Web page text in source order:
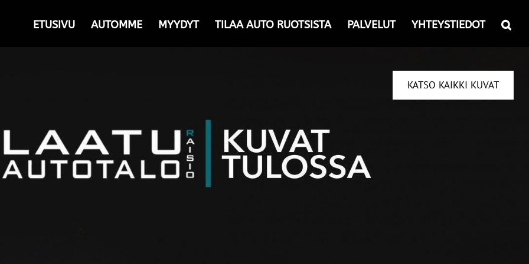
ETUSIVU AUTOMME MYYDYT TILAA AUTO RUOTSISTA PALVELUT YHTEYSTIEDOT
KATSO KAIKKI KUVAT